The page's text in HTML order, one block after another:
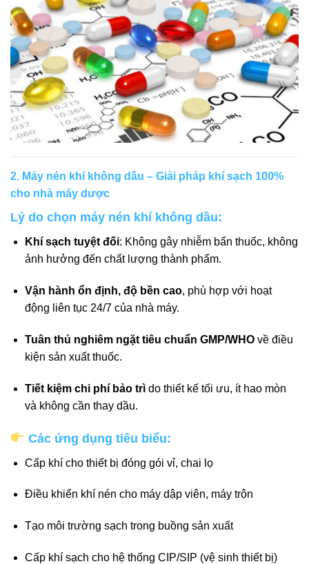
2. Máy nén khí không dầu – Giải pháp khí sạch 100%
cho nhà máy dược
Lý do chọn máy nén khí không dầu:
Khí sạch tuyệt đối: Không gây nhiễm bẩn thuốc, không
ảnh hưởng đến chất lượng thành phẩm.
Vận hành ổn định, độ bền cao, phù hợp với hoạt
động liên tục 24/7 của nhà máy.
Tuân thủ nghiêm ngặt tiêu chuẩn GMP/WHOvề điều
kiện sản xuất thuốc.
Tiết kiệm chi phí bảo trìdo thiết kế tối ưu, ít hao mòn
và không cần thay dầu.
Các ứng dụng tiêu biểu:
Cấp khí cho thiết bị đóng gói vỉ, chai lọ
Điều khiển khí nén cho máy dập viên, máy trộn
Tạo môi trường sạch trong buồng sản xuất
Cấp khí sạch cho hệ thống CIP/SIP (vệ sinh thiết bị)